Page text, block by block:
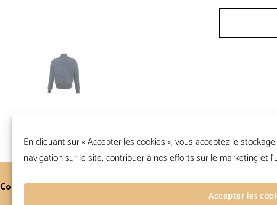
En cliquant sur « Accepter les cookies », vous acceptez le
navigation sur le site, contribuer à nos efforts sur le marketing et
Accepter les
Contacts
Conditions Générales